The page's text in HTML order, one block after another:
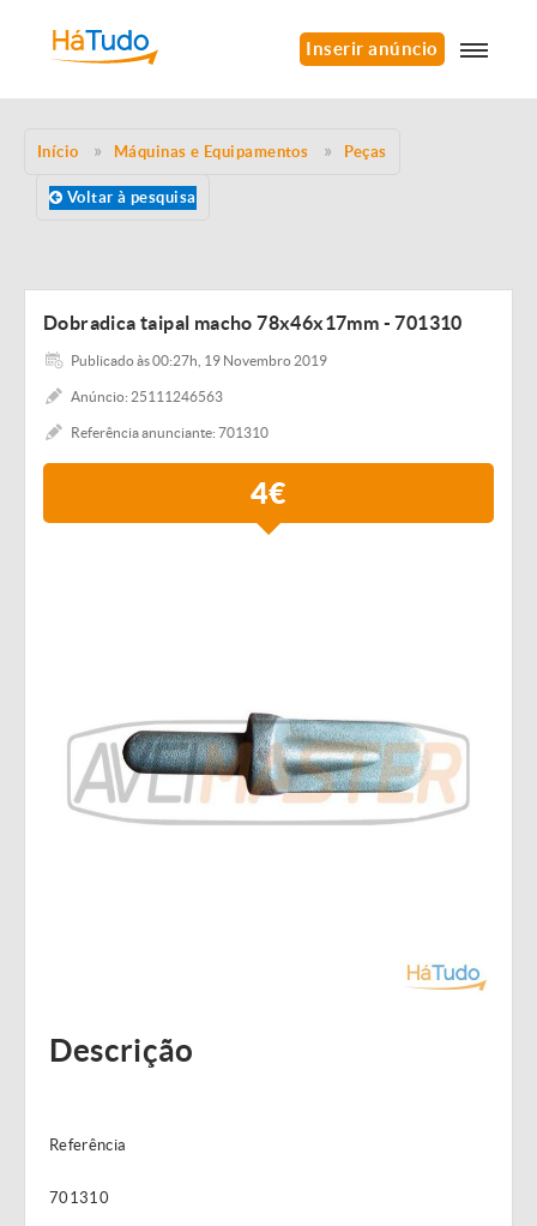
Inserir anúncio
Início Máquinas e Equipamentos Peças
Voltar à pesquisa
Dobradica taipal macho 78x46x17mm - 701310
Publicado às 00:27h, 19 Novembro 2019
Anúncio: 25111246563
Referência anunciante: 701310
4€
Descrição
Referência
701310